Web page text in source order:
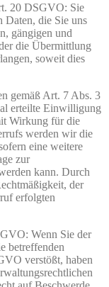
20 DSGVO: Sie
Daten, die Sie uns
gängigen und
die Übermittlung
soweit dies
gemäß Art. 7 Abs. 3
erteilte Einwilligung
Wirkung für die
werden wir die
eine weitere
zur
kann. Durch
der
erfolgten
Wenn Sie der
betreffenden
verstößt, haben